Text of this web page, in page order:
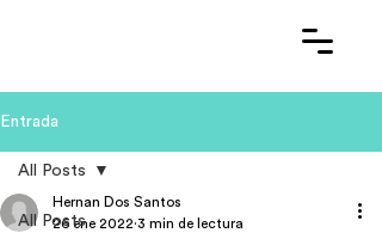
Entrada
All Posts
All Posts
Hernan Dos Santos
26 ene 2022 3 min de lectura